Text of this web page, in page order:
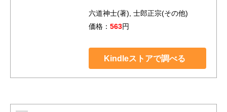
六道神士(著), 士郎正宗(その他)
価格： 563円
Kindleストアで調べる